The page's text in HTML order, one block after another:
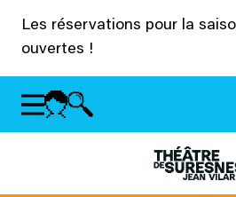
Les réservations pour la
ouvertes !